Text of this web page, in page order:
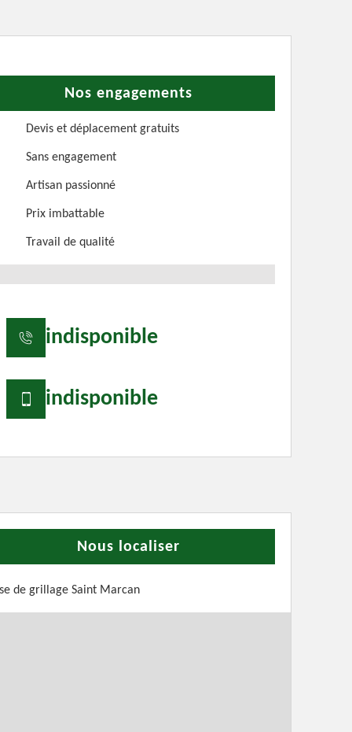
Nos engagements
Devis et déplacement gratuits
Sans engagement
Artisan passionné
Prix imbattable
Travail de qualité
indisponible
indisponible
Nous localiser
de grillage Saint Marcan